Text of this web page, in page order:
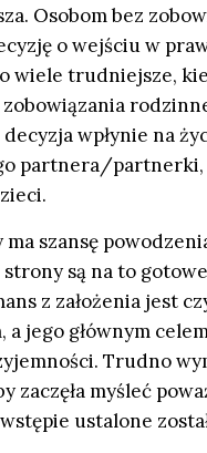
Osobom bez
o wejściu w
wiele trudniejsze,
wpłynie na
partnera/partnerki,
szansę
są na to
z założenia jest
a jego głównym
Trudno
zaczęła myśleć
ustalone